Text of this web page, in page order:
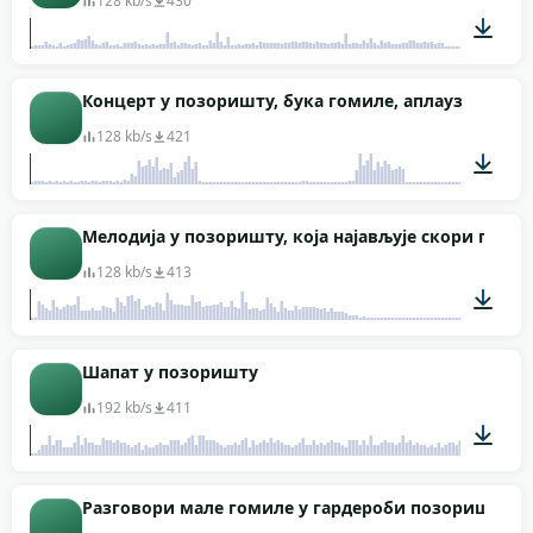
01:41
Концерт у позоришту, бука гомиле, аплауз
128 kb/s 421
02:13
Мелодија у позоришту, која најављује скори
128 kb/s 413
Шапат у позоришту
192 kb/s 411
00:30
Разговори мале гомиле у гардероби позоришта